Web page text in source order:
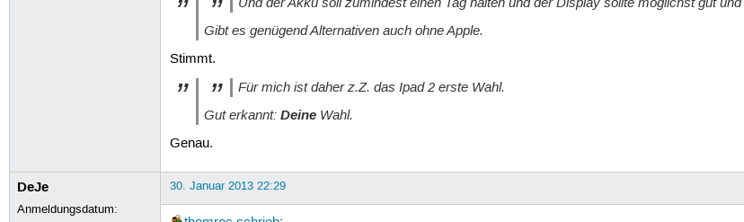
Gibt es genügend Alternativen auch ohne Apple.
Stimmt.
Für mich ist daher z.Z. das Ipad 2 erste Wahl.
Gut erkannt: DeineWahl.
Genau.
DeJe
Anmeldungsdatum:
30. Januar 2013 22:29